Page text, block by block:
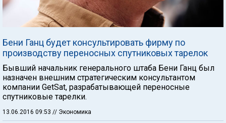
Бени Ганц будет консультировать фирму по
производству переносных спутниковых тарелок
Бывший начальник генерального штаба Бени Ганц был
назначен внешним стратегическим консультантом
компании GetSat, разрабатывающей переносные
спутниковые тарелки.
13.06.2016 09:53 // Экономика